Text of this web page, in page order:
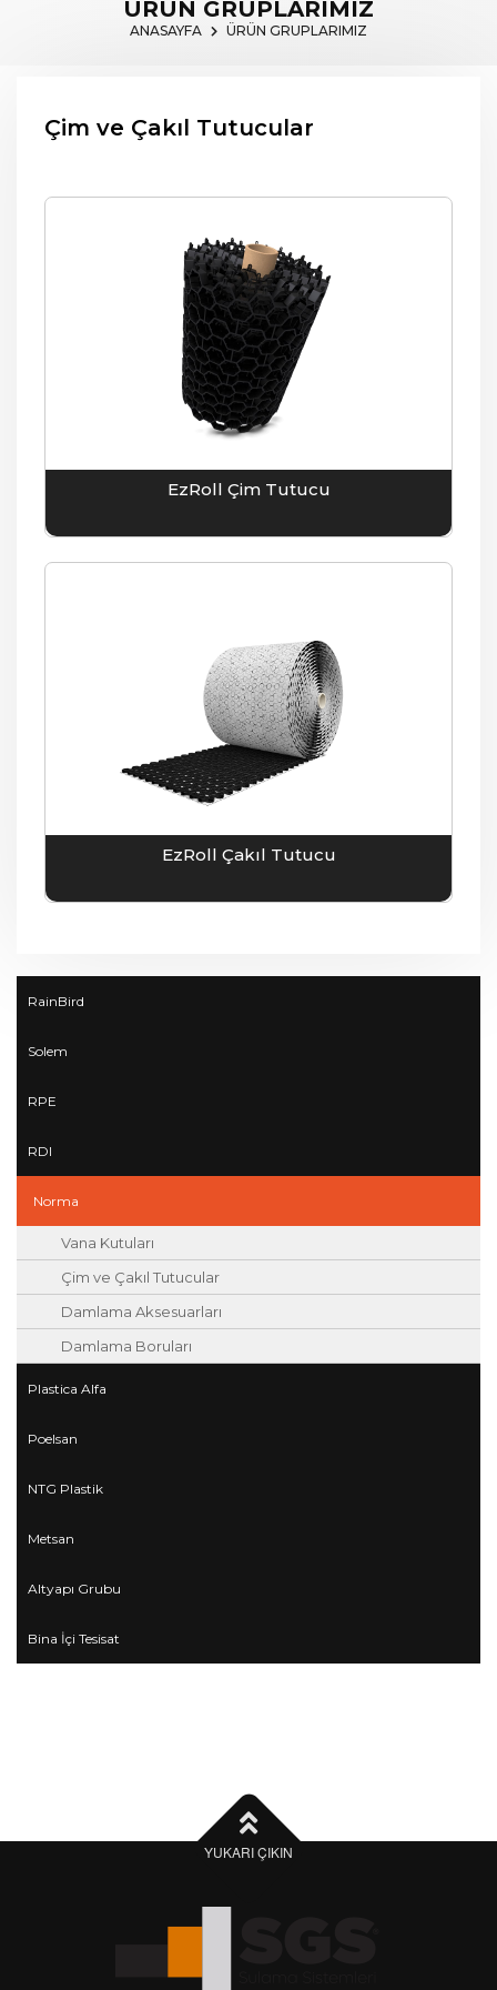
ÜRÜN GRUPLARIMIZ
ANASAYFA ÜRÜN GRUPLARIMIZ
Çim ve Çakıl Tutucular
EzRoll Çim Tutucu
EzRoll Çakıl Tutucu
RainBird
Solem
RPE
RDI
Norma
Vana Kutuları
Çim ve Çakıl Tutucular
Damlama Aksesuarları
Damlama Boruları
Plastica Alfa
Poelsan
NTG Plastik
Metsan
Altyapı Grubu
Bina İçi Tesisat
YUKARI ÇIKIN